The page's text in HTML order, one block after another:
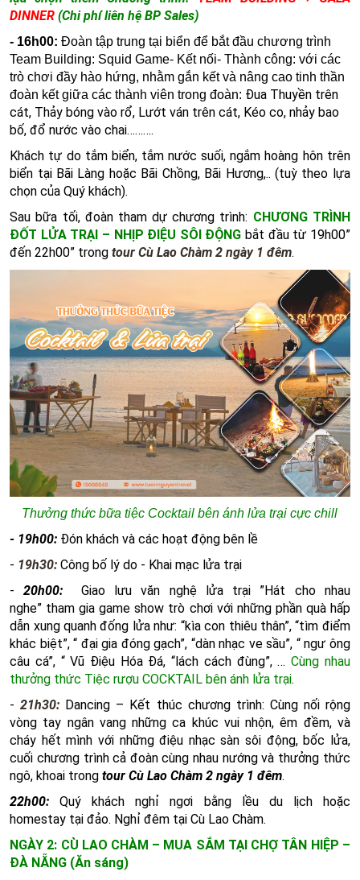
DINNER (Chi phí liên hệ BP Sales)
- 16h00: Đoàn tập trung tại biển để bắt đầu chương trình
Team Building: Squid Game- Kết nối- Thành công: với các
trò chơi đầy hào hứng, nhằm gắn kết và nâng cao tinh thần
đoàn kết giữa các thành viên trong đoàn: Đua Thuyền trên
cát, Thảy bóng vào rổ, Lướt ván trên cát, Kéo co, nhảy bao
bố, đổ nước vào chai……….
Khách tự do tắm biển, tắm nước suối, ngắm hoàng hôn trên
biển tại Bãi Làng hoặc Bãi Chồng, Bãi Hương,.. (tuỳ theo lựa
chọn của Quý khách).
Sau bữa tối, đoàn tham dự chương trình: CHƯƠNG TRÌNH
ĐỐT LỬA TRẠI – NHỊP ĐIỆU SÔI ĐỘNG bắt đầu từ 19h00”
đến 22h00” trongtour Cù Lao Chàm 2 ngày 1 đêm.
Thưởng thức bữa tiệc Cocktail bên ánh lửa trại cực chill
- 19h00: Đón khách và các hoạt động bên lề
- 19h30:Công bố lý do - Khai mạc lửa trại
-20h00:
Giao lưu văn nghệ lửa trại ”Hát cho nhau
nghe” tham gia game show trò chơi với những phần quà hấp
dẫn xung quanh đống lửa như: “kìa con thiêu thân”, “tìm điểm
khác biệt”, “ đại gia đóng gạch”, “dàn nhạc ve sầu”, “ ngư ông
câu cá”, “ Vũ Điệu Hóa Đá, “lách cách đùng”, …Cùng nhau
thưởng thức Tiệc rượu COCKTAIL bên ánh lửa trại.
-21h30: Dancing – Kết thúc chương trình: Cùng nối rộng
vòng tay ngân vang những ca khúc vui nhộn, êm đềm, và
cháy hết mình với những điệu nhạc sàn sôi động, bốc lửa,
cuối chương trình cả đoàn cùng nhau nướng và thưởng thức
ngô, khoai trongtour Cù Lao Chàm 2 ngày 1 đêm.
22h00:Quý khách nghỉ ngơi bằng lều du lịch hoặc
homestay tại đảo. Nghỉ đêm tại Cù Lao Chàm.
NGÀY 2: CÙ LAO CHÀM – MUA SẮM TẠI CHỢ TÂN HIỆP –
ĐÀ NẴNG (Ăn sáng)